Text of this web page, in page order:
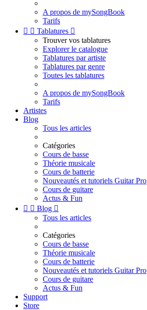
A propos de mySongBook
Tarifs
  Tablatures 
Trouver vos tablatures
Explorer le catalogue
Tablatures par artiste
Tablatures par genre
Toutes les tablatures
A propos de mySongBook
Tarifs
Artistes
Blog
Tous les articles
Catégories
Cours de basse
Théorie musicale
Cours de batterie
Nouveautés et tutoriels Guitar Pro
Cours de guitare
Actus & Fun
  Blog 
Tous les articles
Catégories
Cours de basse
Théorie musicale
Cours de batterie
Nouveautés et tutoriels Guitar Pro
Cours de guitare
Actus & Fun
Support
Store